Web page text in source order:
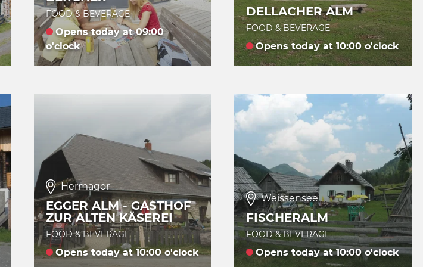
FOOD & BEVERAGE
Opens today at 09:00
o'clock
DELLACHER ALM
FOOD & BEVERAGE
Opens today at 10:00 o'clock
Hermagor
EGGER ALM - GASTHOF
ZUR ALTEN KÄSEREI
FOOD & BEVERAGE
Opens today at 10:00 o'clock
Weissensee
FISCHERALM
FOOD & BEVERAGE
Opens today at 10:00 o'clock